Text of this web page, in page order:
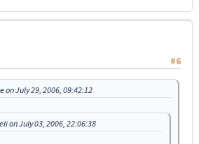
#6
on July 29, 2006, 09:42:12
on July 03, 2006, 22:06:38